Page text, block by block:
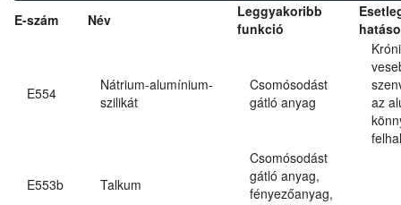
E-szám Név
Leggyakoribb
funkció
E554
Nátrium-alumínium-
szilikát
Csomósodást
gátló anyag
az
E553b Talkum
Csomósodást
gátló anyag,
fényezőanyag,